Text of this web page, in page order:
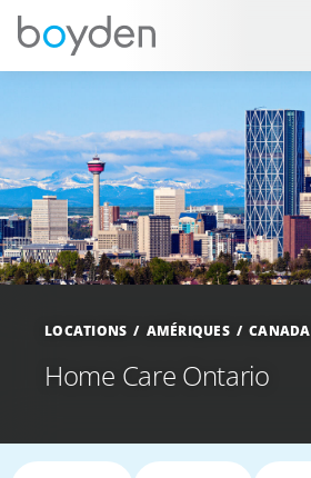
LOCATIONS AMÉRIQUES CANADA
Home Care Ontario